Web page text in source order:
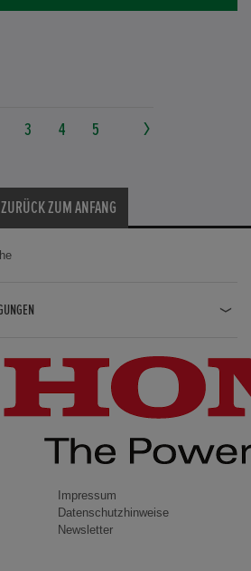
3 4 5
ZURÜCK ZUM ANFANG
Impressum
Datenschutzhinweise
Newsletter